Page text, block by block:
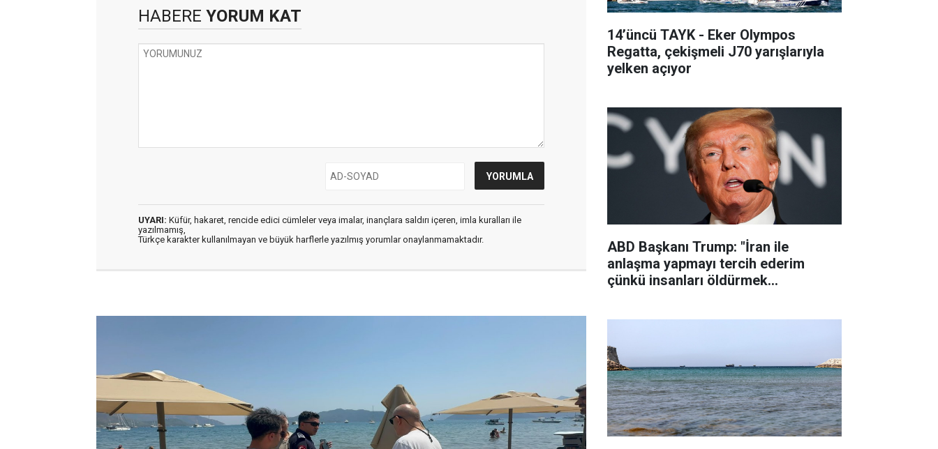
HABERE YORUM KAT
UYARI: Küfür, hakaret, rencide edici cümleler veya imalar, inançlara saldırı içeren, imla kuralları ile
yazılmamış,
Türkçe karakter kullanılmayan ve büyük harflerle yazılmış yorumlar onaylanmamaktadır.
14’üncü TAYK - Eker Olympos
Regatta, çekişmeli J70 yarışlarıyla
yelken açıyor
ABD Başkanı Trump: "İran ile
anlaşma yapmayı tercih ederim
çünkü insanları öldürmek